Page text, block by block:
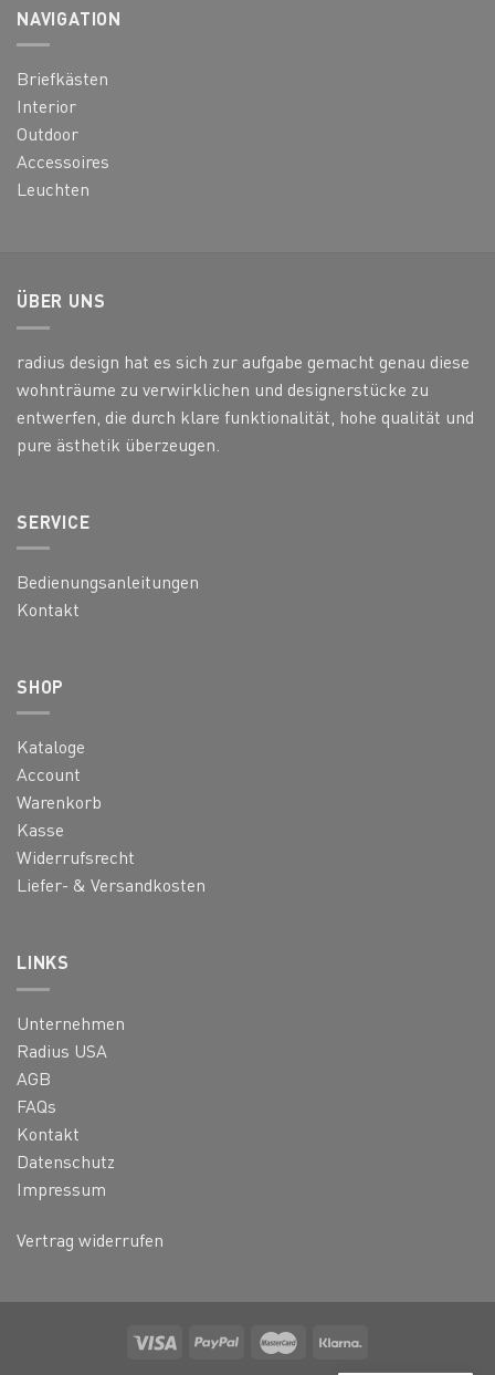
NAVIGATION
Briefkästen
Interior
Outdoor
Accessoires
Leuchten
ÜBER UNS
radius design hat es sich zur aufgabe gemacht genau diese
wohnträume zu verwirklichen und designerstücke zu
entwerfen, die durch klare funktionalität, hohe qualität und
pure ästhetik überzeugen.
SERVICE
Bedienungsanleitungen
Kontakt
SHOP
Kataloge
Account
Warenkorb
Kasse
Widerrufsrecht
Liefer- & Versandkosten
LINKS
Unternehmen
Radius USA
AGB
FAQs
Kontakt
Datenschutz
Impressum
Vertrag widerrufen